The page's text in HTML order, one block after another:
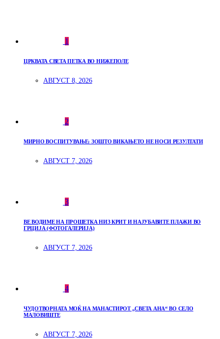
1
ЦРКВАТА СВЕТА ПЕТКА ВО НИЖЕПОЛЕ
АВГУСТ 8, 2026
2
МИРНО ВОСПИТУВАЊЕ: ЗОШТО ВИКАЊЕТО НЕ НОСИ РЕЗУЛТАТИ
АВГУСТ 7, 2026
3
ВЕ ВОДИМЕ НА ПРОШЕТКА НИЗ КРИТ И НАЈУБАВИТЕ ПЛАЖИ ВО
ГРЦИЈА (ФОТОГАЛЕРИЈА)
АВГУСТ 7, 2026
4
ЧУДОТВОРНАТА МОЌ НА МАНАСТИРОТ „СВЕТА АНА“ ВО СЕЛО
МАЛОВИШТЕ
АВГУСТ 7, 2026